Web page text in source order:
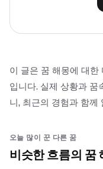
이 글은 꿈 해몽에 대한
입니다. 실제 상황과 꿈
니, 최근의 경험과 함께
오늘 많이 꾼 다른 꿈
비슷한 흐름의 꿈